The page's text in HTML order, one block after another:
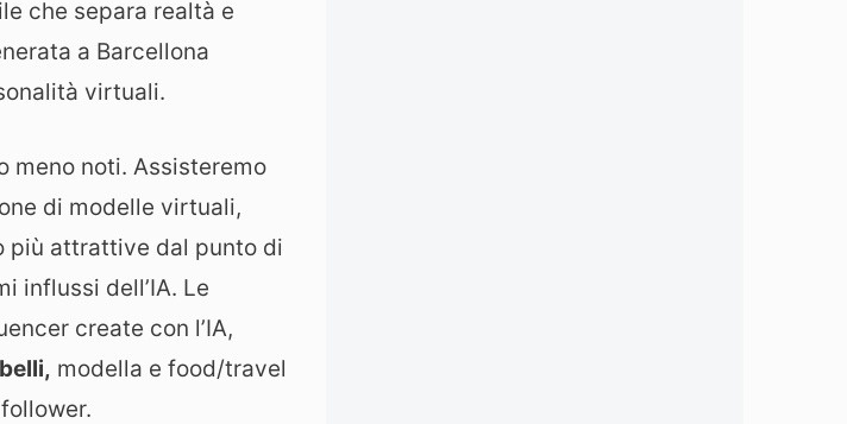
che separa realtà e
a Barcellona
virtuali.
meno noti. Assisteremo
di modelle virtuali,
più attrattive dal punto di
influssi dell’IA. Le
create con l’IA,
modella e food/travel